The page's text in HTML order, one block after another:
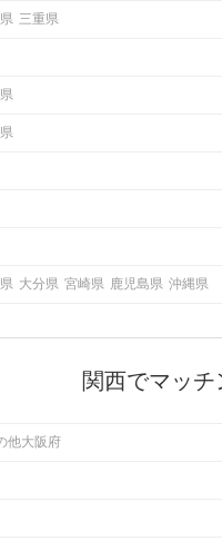
るべきかをご紹介
三重県
大分県 宮崎県 鹿児島県 沖縄県
関西でマッ
他大阪府